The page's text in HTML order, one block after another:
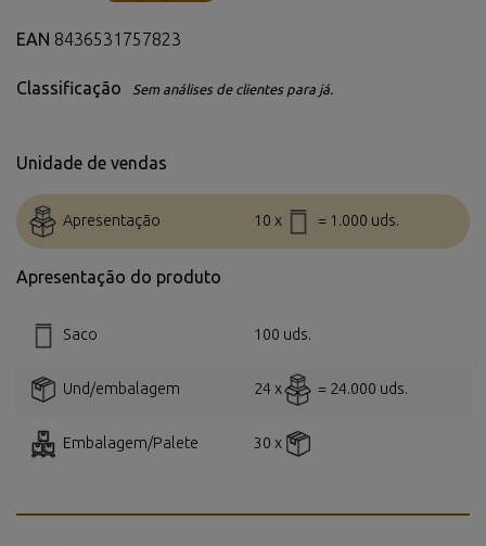
EAN 8436531757823
Classificação Sem análises de clientes para já.
Unidade de vendas
Apresentação 10 x = 1.000 uds.
Apresentação do produto
Saco 100 uds.
Und/embalagem 24 x = 24.000 uds.
Embalagem/Palete 30 x